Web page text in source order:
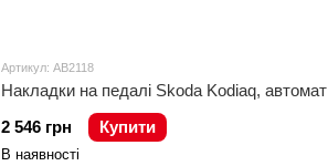
Артикул: AB2118
Накладки на педалі Skoda Kodiaq, автомат
2 546 грн
Купити
В наявності